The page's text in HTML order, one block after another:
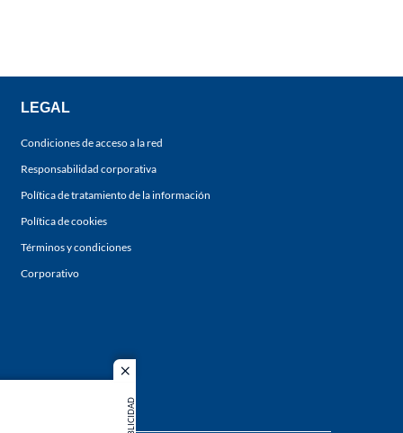
close
PUBLICIDAD
LEGAL
Condiciones de acceso a la red
Responsabilidad corporativa
Política de tratamiento de la información
Política de cookies
Términos y condiciones
Corporativo